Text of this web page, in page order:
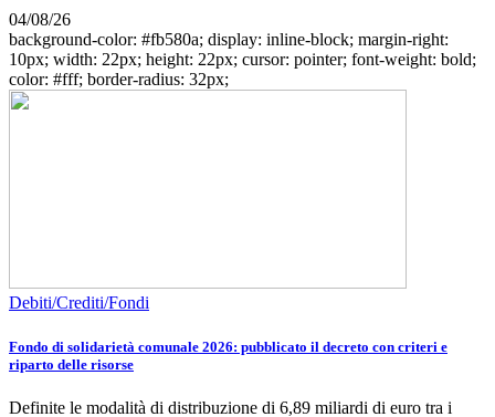
04/08/26
background-color: #fb580a; display: inline-block; margin-right:
10px; width: 22px; height: 22px; cursor: pointer; font-weight: bold;
color: #fff; border-radius: 32px;
Debiti/Crediti/Fondi
Fondo di solidarietà comunale 2026: pubblicato il decreto con criteri e
riparto delle risorse
Definite le modalità di distribuzione di 6,89 miliardi di euro tra i